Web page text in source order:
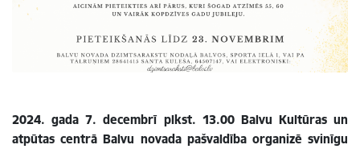
2024. gada 7. decembrī plkst. 13.00 Balvu Kultūras un
atpūtas centrā Balvu novada pašvaldība organizē svinīgu